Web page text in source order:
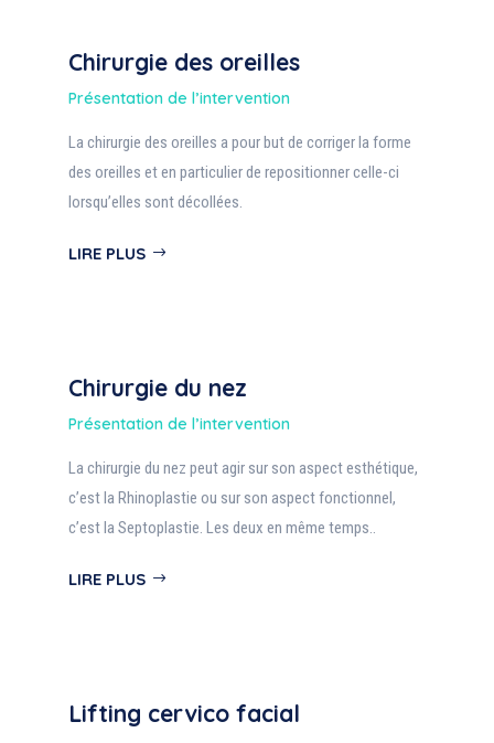
Chirurgie des oreilles
Présentation de l’intervention
La chirurgie des oreilles a pour but de corriger la forme
des oreilles et en particulier de repositionner celle-ci
lorsqu’elles sont décollées.
LIRE PLUS
Chirurgie du nez
Présentation de l’intervention
La chirurgie du nez peut agir sur son aspect esthétique,
c’est la Rhinoplastie ou sur son aspect fonctionnel,
c’est la Septoplastie. Les deux en même temps..
LIRE PLUS
Lifting cervico facial